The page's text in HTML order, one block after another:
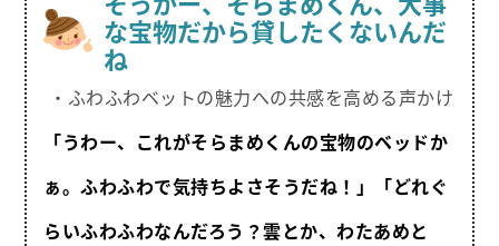
な宝物だから貸したくないんだ
ね
・ふわふわベットの魅力への共感を高める声かけ
「うわー、これがそらまめくんの宝物のベッドか
ぁ。ふわふわで気持ちよさそうだね！」
「どれぐ
らいふわふわなんだろう？雲とか、わたあめと